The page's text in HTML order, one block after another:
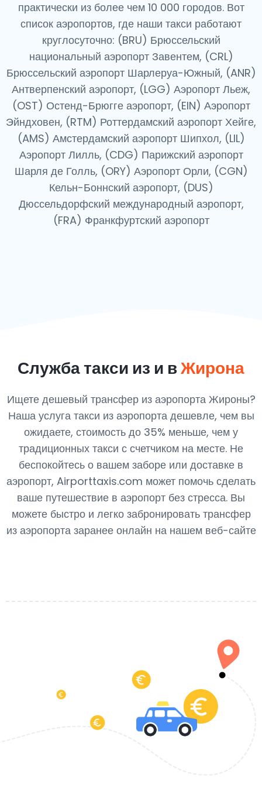
практически из более чем 10 000 городов. Вот
список аэропортов, где наши такси работают
круглосуточно: (BRU) Брюссельский
национальный аэропорт Завентем, (CRL)
Брюссельский аэропорт Шарлеруа-Южный, (ANR)
Антверпенский аэропорт, (LGG) Аэропорт Льеж,
(OST) Остенд-Брюгге аэропорт, (EIN) Аэропорт
Эйндховен, (RTM) Роттердамский аэропорт Хейге,
(AMS) Амстердамский аэропорт Шипхол, (LIL)
Аэропорт Лилль, (CDG) Парижский аэропорт
Шарля де Голль, (ORY) Аэропорт Орли, (CGN)
Кельн-Боннский аэропорт, (DUS)
Дюссельдорфский международный аэропорт,
(FRA) Франкфуртский аэропорт
Служба такси из и вЖирона
Ищете дешевый трансфер из аэропорта Жироны?
Наша услуга такси из аэропорта дешевле, чем вы
ожидаете, стоимость до 35% меньше, чем у
традиционных такси с счетчиком на месте. Не
беспокойтесь о вашем заборе или доставке в
аэропорт, Airporttaxis.com может помочь сделать
ваше путешествие в аэропорт без стресса. Вы
можете быстро и легко забронировать трансфер
из аэропорта заранее онлайн на нашем веб-сайте